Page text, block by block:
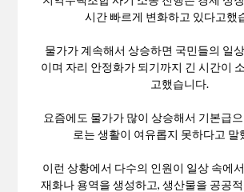
시간 빠르게 변화하고 있다고했
물가가 계속해서 상승하면 국민들의 일
이며 자리 안정화가 되기까지 긴 시간이
고했습니다.
요즘에도 물가가 많이 상승해서 기본급
로는 생활이 여유롭지 못하다고 말
이런 상황에서 다수의 인원이 일상 속에
재화나 용역을 생성하고, 생산물을 공공